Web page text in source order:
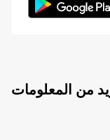
من المعلومات